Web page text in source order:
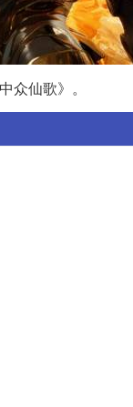
众仙歌》。